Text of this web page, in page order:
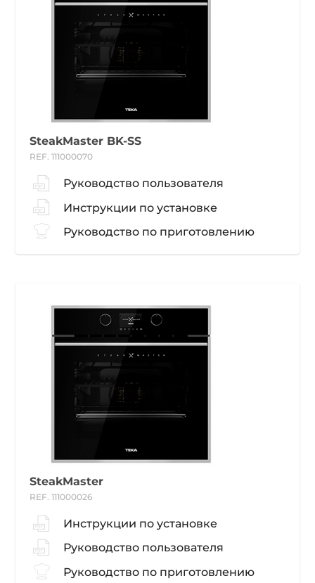
SteakMaster BK-SS
REF. 111000070
Руководство пользователя
Инструкции по установке
Руководство по приготовлению
SteakMaster
REF. 111000026
Инструкции по установке
Руководство пользователя
Руководство по приготовлению